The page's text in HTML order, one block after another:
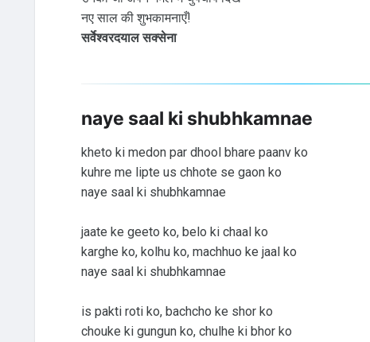
नए साल की शुभकामनाएँ!
सर्वेश्वरदयाल सक्सेना
naye saal ki shubhkamnae
kheto ki medon par dhool bhare paanv ko
kuhre me lipte us chhote se gaon ko
naye saal ki shubhkamnae
jaate ke geeto ko, belo ki chaal ko
karghe ko, kolhu ko, machhuo ke jaal ko
naye saal ki shubhkamnae
is pakti roti ko, bachcho ke shor ko
chouke ki gungun ko, chulhe ki bhor ko